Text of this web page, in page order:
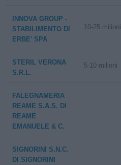
INNOVA GROUP -
STABILIMENTO DI
ERBE' SPA
10-25 milioni
STERIL VERONA
S.R.L.
5-10 milioni
FALEGNAMERIA
REAME S.A.S. DI
REAME
EMANUELE & C.
SIGNORINI S.N.C.
DI SIGNORINI